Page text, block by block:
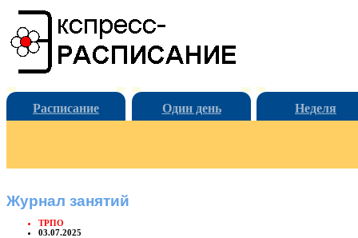
Расписание Один день Неделя
Журнал занятий
ТРПО
03.07.2025